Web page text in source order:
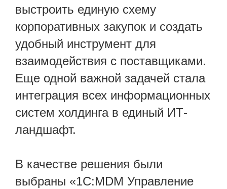
выстроить единую схему
корпоративных закупок и создать
удобный инструмент для
взаимодействия с поставщиками.
Еще одной важной задачей стала
интеграция всех информационных
систем холдинга в единый ИТ-
ландшафт.
В качестве решения были
выбраны «1С:MDM Управление